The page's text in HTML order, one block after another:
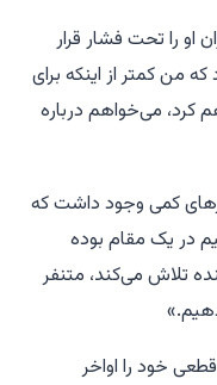
او را تحت فشار قرار
من کمتر از اینکه برای
کرد، می‌خواهم درباره
کمی وجود داشت که
در یک مقام بوده
تلاش می‌کند، متنفر
خود را اواخر